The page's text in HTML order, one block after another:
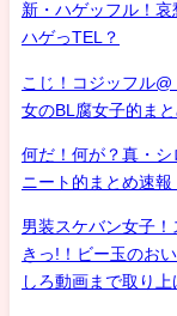
新・ハゲッフル！
ハゲっTEL？
こじ！コジッフル
女のBL腐女子的ま
何だ！何が？真・
ニート的まとめ速報
男装スケバン女子
きっ!！ビー玉のお
しろ動画まで取り上